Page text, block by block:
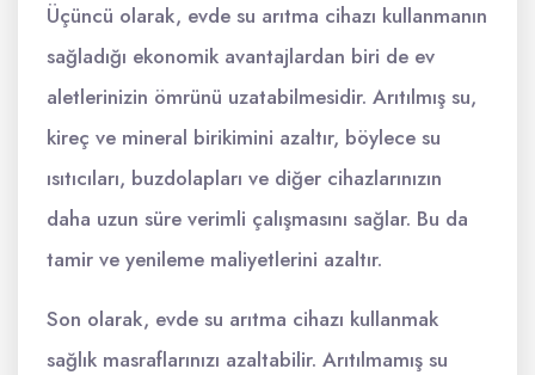
Üçüncü olarak, evde su arıtma cihazı kullanmanın
sağladığı ekonomik avantajlardan biri de ev
aletlerinizin ömrünü uzatabilmesidir. Arıtılmış su,
kireç ve mineral birikimini azaltır, böylece su
ısıtıcıları, buzdolapları ve diğer cihazlarınızın
daha uzun süre verimli çalışmasını sağlar. Bu da
tamir ve yenileme maliyetlerini azaltır.
Son olarak, evde su arıtma cihazı kullanmak
sağlık masraflarınızı azaltabilir. Arıtılmamış su